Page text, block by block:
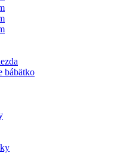
bábätko